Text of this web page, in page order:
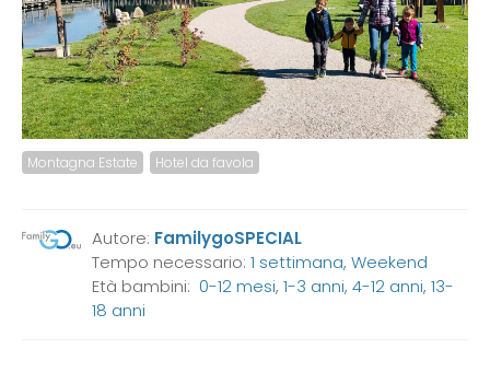
Montagna Estate Hotel da favola
Autore: FamilygoSPECIAL
Tempo necessario:1 settimana, Weekend
Età bambini:0-12 mesi,1-3 anni,4-12 anni,13-
18 anni